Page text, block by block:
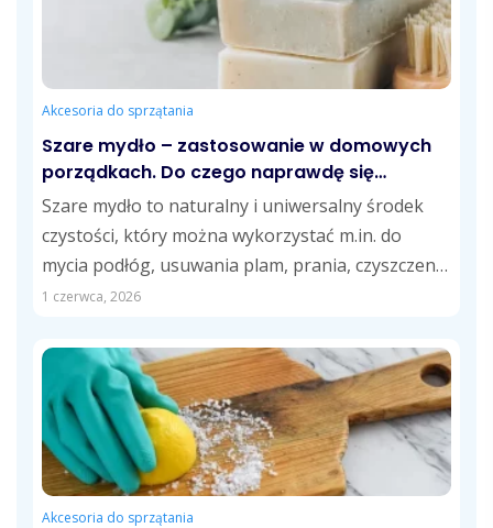
Akcesoria do sprzątania
Szare mydło – zastosowanie w domowych
porządkach. Do czego naprawdę się
przydaje?
Szare mydło to naturalny i uniwersalny środek
czystości, który można wykorzystać m.in. do
mycia podłóg, usuwania plam, prania, czyszczenia
kuchni...
1 czerwca, 2026
Akcesoria do sprzątania